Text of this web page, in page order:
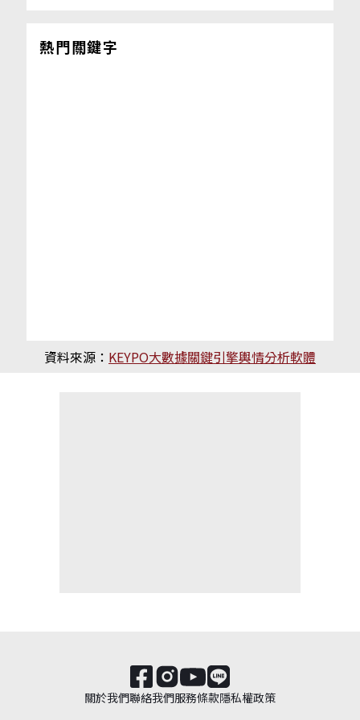
熱門關鍵字
資料來源： KEYPO大數據關鍵引擎輿情分析軟體
關於我們聯絡我們服務條款隱私權政策